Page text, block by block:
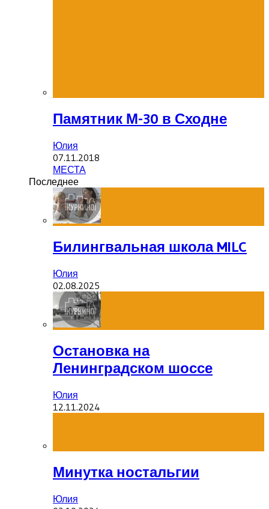
Памятник М-30 в Сходне
Юлия
07.11.2018
МЕСТА
Последнее
Билингвальная школа MILC
Юлия
02.08.2025
Остановка на
Ленинградском шоссе
Юлия
12.11.2024
Минутка ностальгии
Юлия